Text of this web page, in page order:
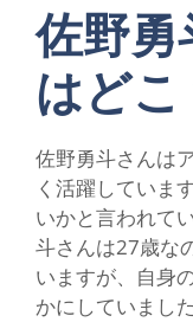
佐野
はどこ
佐野勇斗さんは
く活躍していま
いかと言われて
斗さんは27歳な
いますが、自身
かにしていました